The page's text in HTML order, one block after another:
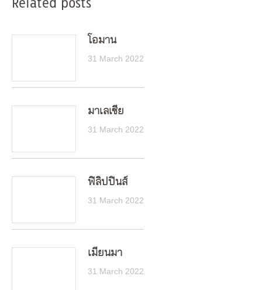
โอมาน
31 March 2022
มาเลเซีย
31 March 2022
ฟิลิปปินส์
31 March 2022
เมียนมา
31 March 2022